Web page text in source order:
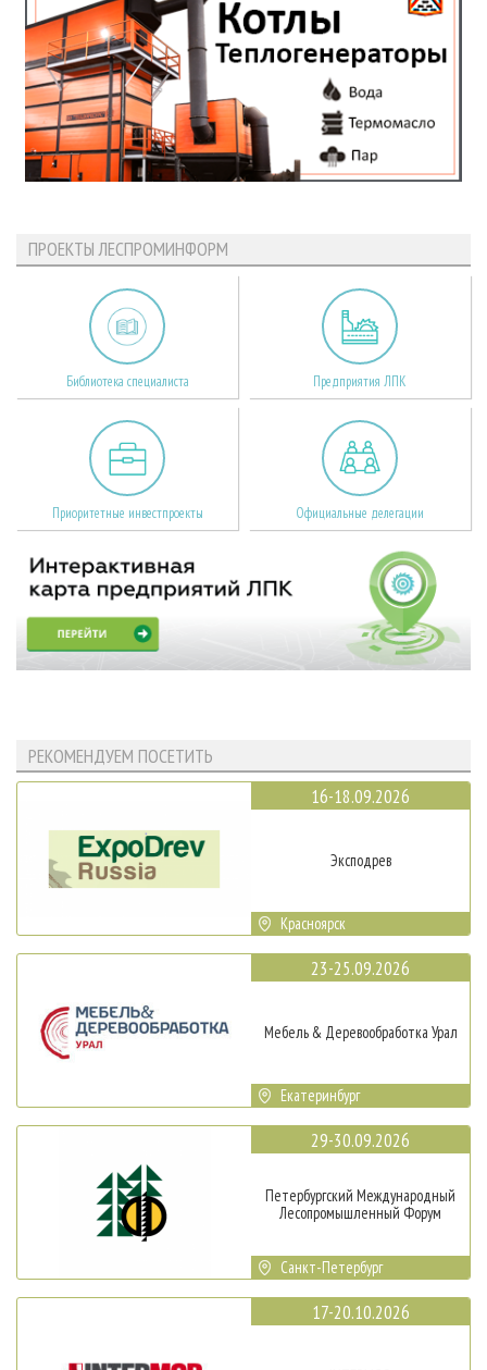
ПРОЕКТЫ ЛЕСПРОМИНФОРМ
Библиотека специалиста Предприятия ЛПК
Приоритетные инвестпроекты Официальные делегации
РЕКОМЕНДУЕМ ПОСЕТИТЬ
16-18.09.2026
Эксподрев
Красноярск
23-25.09.2026
Мебель & Деревообработка Урал
Екатеринбург
29-30.09.2026
Петербургский Международный
Лесопромышленный Форум
Санкт-Петербург
17-20.10.2026